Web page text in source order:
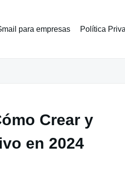
para empresas Política
Crear y
en 2024